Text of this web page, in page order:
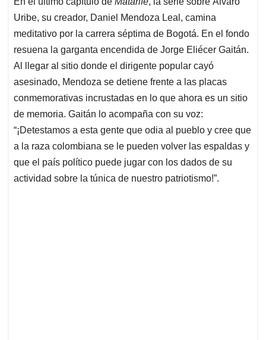
s
A
p
p
b
o
o
k
e
d
I
n
l
a
d
s
Uribe, su creador, Daniel Mendoza Leal, camina
meditativo por la carrera séptima de Bogotá. En el fondo
resuena la garganta encendida de Jorge Eliécer Gaitán.
Al llegar al sitio donde el dirigente popular cayó
asesinado, Mendoza se detiene frente a las placas
conmemorativas incrustadas en lo que ahora es un sitio
de memoria. Gaitán lo acompaña con su voz:
“¡Detestamos a esta gente que odia al pueblo y cree que
a la raza colombiana se le pueden volver las espaldas y
que el país político puede jugar con los dados de su
actividad sobre la túnica de nuestro patriotismo!”.